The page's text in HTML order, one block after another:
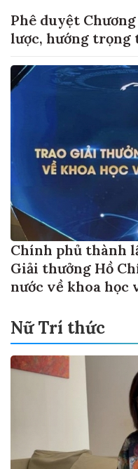
Phê duyệt
lược, hướng trọng
Chính phủ thành
Giải thưởng Hồ
nước về khoa học
Nữ Trí thức